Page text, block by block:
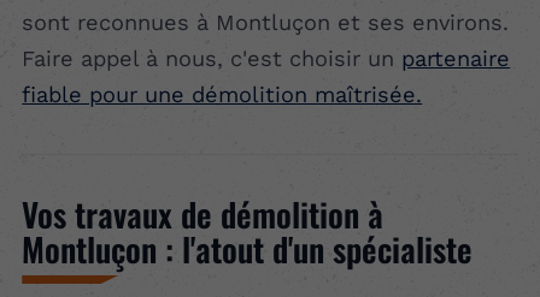
sont reconnues à Montluçon et ses environs.
Faire appel à nous, c'est choisir un partenaire
fiable pour une démolition maîtrisée.
Vos travaux de démolition à
Montluçon : l'atout d'un spécialiste